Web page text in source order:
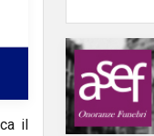
il